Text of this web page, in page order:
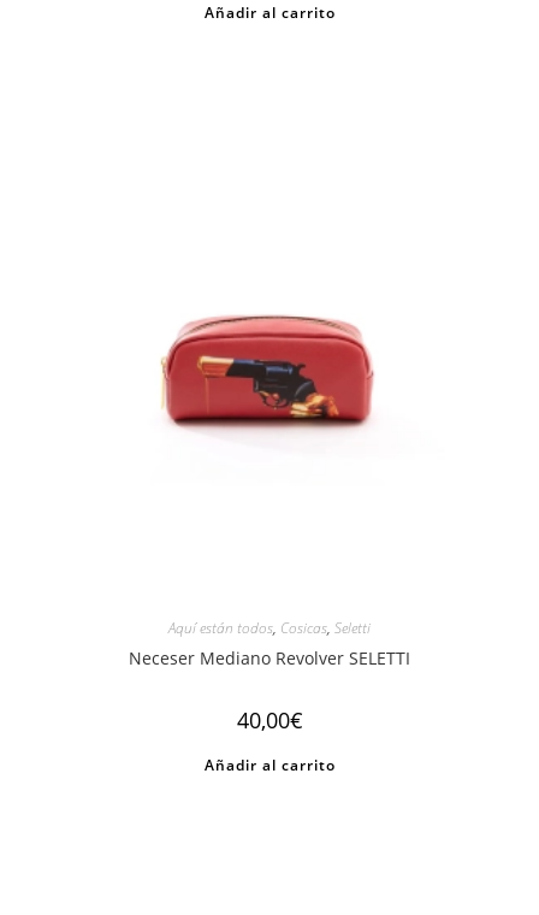
Añadir al carrito
Aquí están todos, Cosicas, Seletti
Neceser Mediano Revolver SELETTI
40,00€
Añadir al carrito